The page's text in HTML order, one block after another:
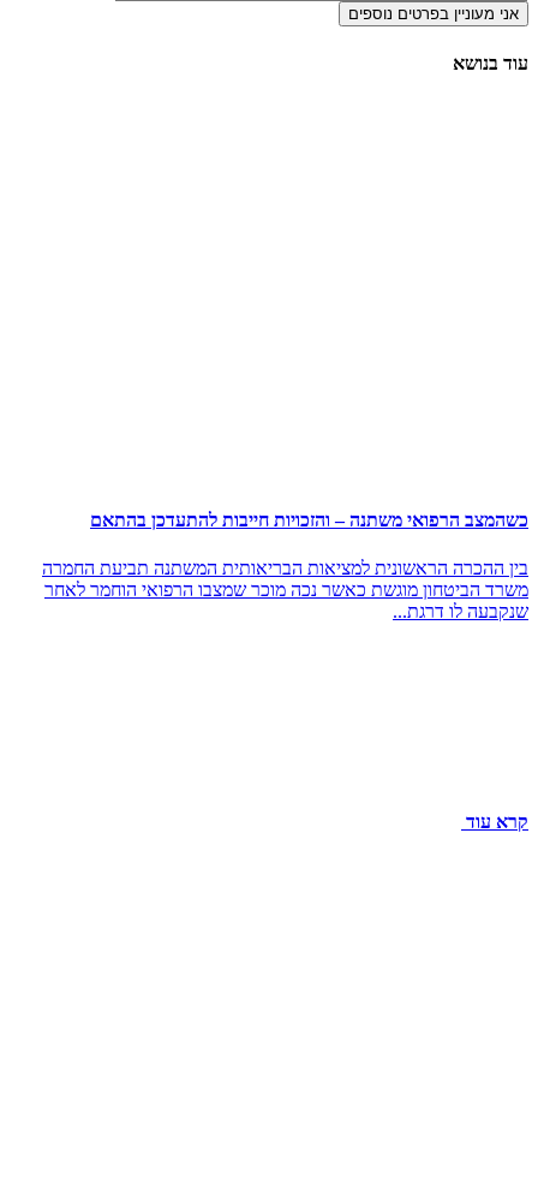
עוד בנושא
כשהמצב הרפואי משתנה – והזכויות חייבות להתעדכן בהתאם
בין ההכרה הראשונית למציאות הבריאותית המשתנה תביעת החמרה
משרד הביטחון מוגשת כאשר נכה מוכר שמצבו הרפואי הוחמר לאחר
שנקבעה לו דרגת...
קרא עוד